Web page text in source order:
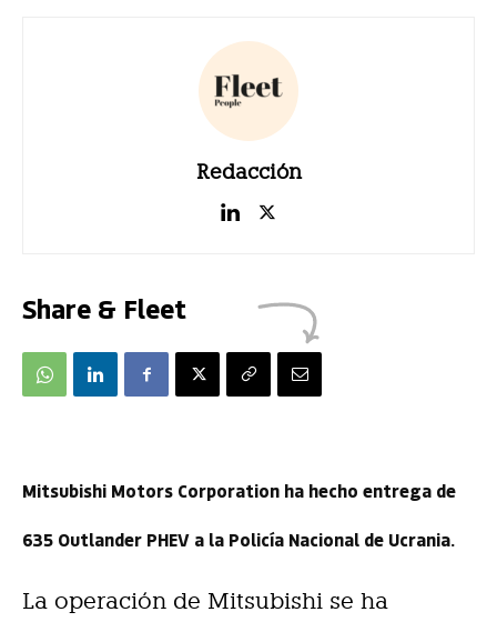
Redacción
Share & Fleet
Mitsubishi Motors Corporation ha hecho entrega de
635 Outlander PHEV a la Policía Nacional de Ucrania.
La operación de Mitsubishi se ha